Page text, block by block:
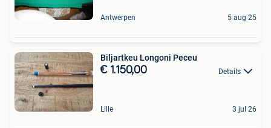
Antwerpen 5 aug 25
Biljartkeu Longoni Peceu
€ 1.150,00 Details
Lille 3 jul 26